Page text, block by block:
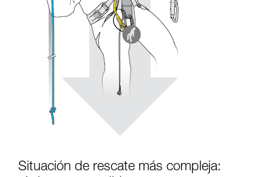
Situación de rescate más compleja: